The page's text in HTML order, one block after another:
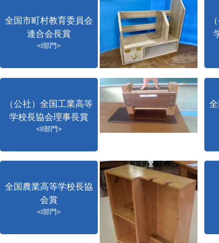
全国市町村教育委員会
連合会長賞
<I部門>
（公社）全国工業高等
学校長協会理事長賞
<II部門>
全国農業高等学校長協
会賞
<I部門>